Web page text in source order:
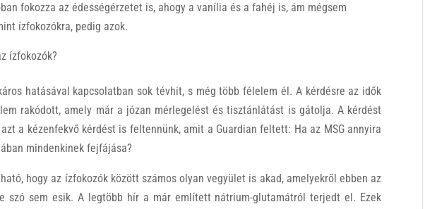
fokozza az édességérzetet is, ahogy a vanília és a fahéj is, ám mégsem
ízfokozókra, pedig azok.
ízfokozók?
hatásával kapcsolatban sok tévhit, s még több félelem él. A kérdésre az idők
rakódott, amely már a józan mérlegelést és tisztánlátást is gátolja. A kérdést
a kézenfekvő kérdést is feltennünk, amit a Guardian feltett: Ha az MSG annyira
mindenkinek fejfájása?
hogy az ízfokozók között számos olyan vegyület is akad, amelyekről ebben az
szó sem esik. A legtöbb hír a már említett nátrium-glutamátról terjedt el. Ezek